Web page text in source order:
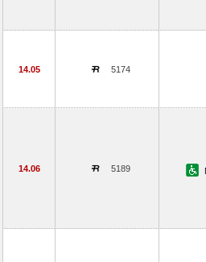
14.05 5174
14.06 5189